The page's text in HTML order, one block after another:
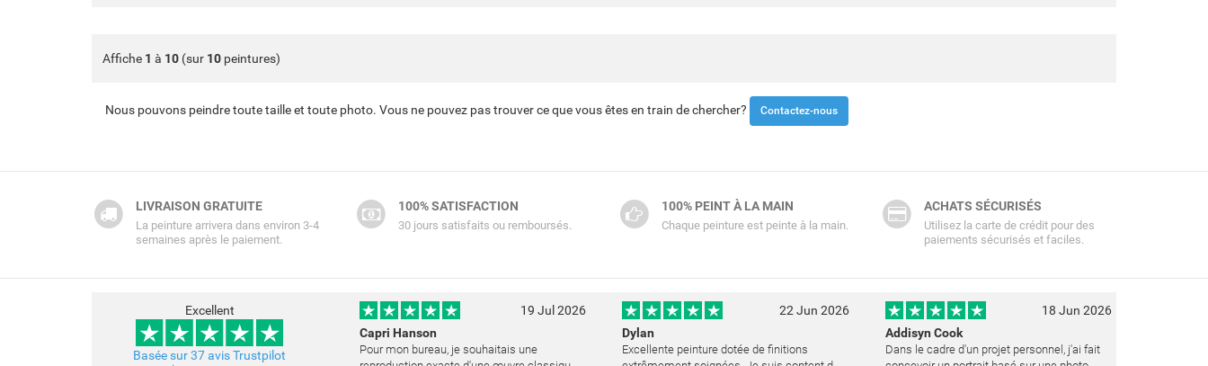
Affiche 1 à 10 (sur 10 peintures)
Nous pouvons peindre toute taille et toute photo. Vous ne pouvez pas trouver ce que vous êtes en train de chercher? Contactez-nous
LIVRAISON GRATUITE
La peinture arrivera dans environ 3-4
semaines après le paiement.
100% SATISFACTION
30 jours satisfaits ou remboursés.
100% PEINT À LA MAIN
Chaque peinture est peinte à la main.
ACHATS SÉCURISÉS
Utilisez la carte de crédit pour des
paiements sécurisés et faciles.
Excellent
Basée sur 37 avis Trustpilot
19 Jul 2026
Capri Hanson
Pour mon bureau, je souhaitais une
22 Jun 2026
Dylan
Excellente peinture dotée de finitions
18 Jun 2026
Addisyn Cook
Dans le cadre d'un projet personnel, j'ai fait